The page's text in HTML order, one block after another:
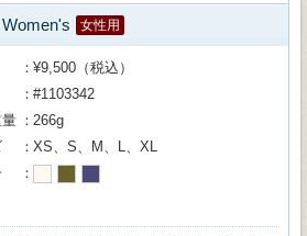
女性用
¥9,500（税込）
#1103342
266g
XS、S、M、L、XL